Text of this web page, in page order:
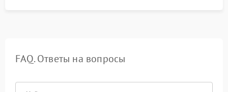
FAQ. Ответы на вопросы